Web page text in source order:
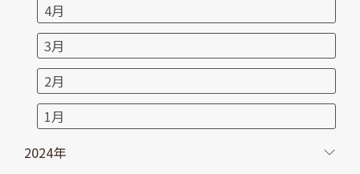
4月
3月
2月
1月
2024年